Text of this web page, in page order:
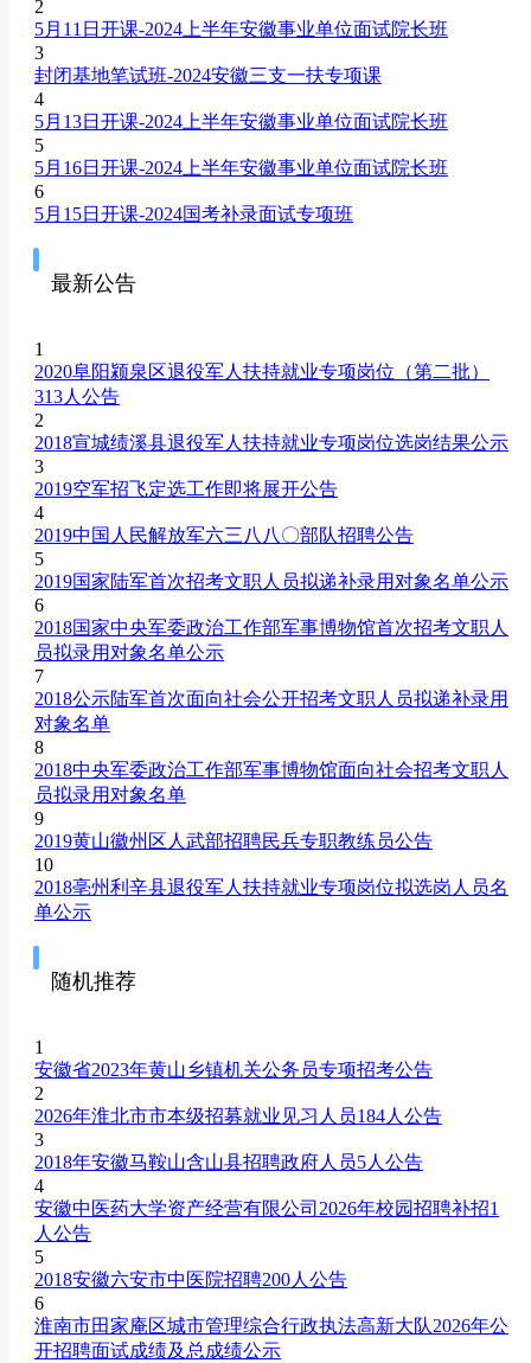
2
5月11日开课-2024上半年安徽事业单位面试院长班
3
封闭基地笔试班-2024安徽三支一扶专项课
4
5月13日开课-2024上半年安徽事业单位面试院长班
5
5月16日开课-2024上半年安徽事业单位面试院长班
6
5月15日开课-2024国考补录面试专项班
最新公告
1
2020阜阳颍泉区退役军人扶持就业专项岗位（第二批）
313人公告
2
2018宣城绩溪县退役军人扶持就业专项岗位选岗结果公示
3
2019空军招飞定选工作即将展开公告
4
2019中国人民解放军六三八八〇部队招聘公告
5
2019国家陆军首次招考文职人员拟递补录用对象名单公示
6
2018国家中央军委政治工作部军事博物馆首次招考文职人
员拟录用对象名单公示
7
2018公示陆军首次面向社会公开招考文职人员拟递补录用
对象名单
8
2018中央军委政治工作部军事博物馆面向社会招考文职人
员拟录用对象名单
9
2019黄山徽州区人武部招聘民兵专职教练员公告
10
2018亳州利辛县退役军人扶持就业专项岗位拟选岗人员名
单公示
随机推荐
1
安徽省2023年黄山乡镇机关公务员专项招考公告
2
2026年淮北市市本级招募就业见习人员184人公告
3
2018年安徽马鞍山含山县招聘政府人员5人公告
4
安徽中医药大学资产经营有限公司2026年校园招聘补招1
人公告
5
2018安徽六安市中医院招聘200人公告
6
淮南市田家庵区城市管理综合行政执法高新大队2026年公
开招聘面试成绩及总成绩公示